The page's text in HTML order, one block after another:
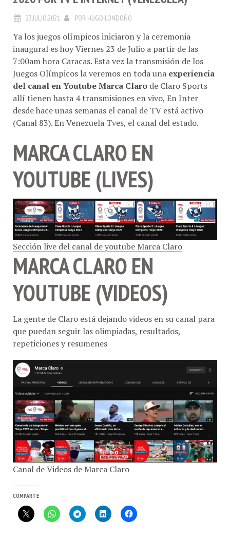
inaugural es hoy Viernes 23 de Julio a partir de las
7:00am hora Caracas. Esta vez la transmisión de los
Juegos Olímpicos la veremos en toda unaexperiencia
del canal en Youtube Marca Clarode Claro Sports
allí tienen hasta 4 transmisiones en vivo, En Inter
desde hace unas semanas el canal de TV está activo
(Canal 83). En Venezuela Tves, el canal del estado.
MARCA CLARO EN
YOUTUBE (LIVES)
Sección live del canal de youtube Marca Claro
MARCA CLARO EN
YOUTUBE (VIDEOS)
que puedan seguir las olimpiadas, resultados,
repeticiones y resumenes
Canal de Videos de Marca Claro
COMPARTE